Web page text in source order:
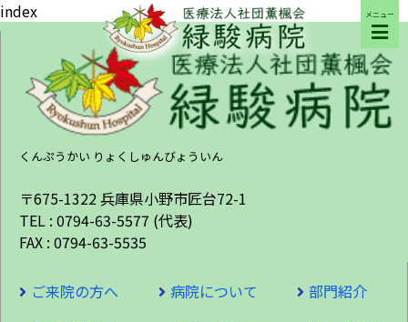
メニュー
ご来院の方へ
病院について
部門紹介
index
くんぷうかい りょくしゅんびょういん
〒675-1322 兵庫県小野市匠台72-1
TEL : 0794-63-5577 (代表)
FAX : 0794-63-5535
ご来院の方へ 病院について
部門紹介